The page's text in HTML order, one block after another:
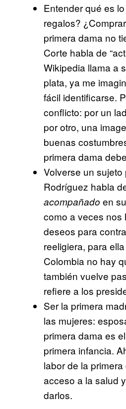
Entender qué es
regalos?
primera dama no
Corte habla de
Wikipedia llama a
plata, ya me
fácil identificarse.
conflicto: por un
por otro, una
buenas
primera dama
Volverse un
Rodríguez habla
acompañado en
como a veces nos
deseos para
reeligiera, para
Colombia no hay
también vuelve
refiere a los
Ser la primera
las mujeres:
primera dama es
primera infancia.
labor de la
acceso a la salud
darlos.